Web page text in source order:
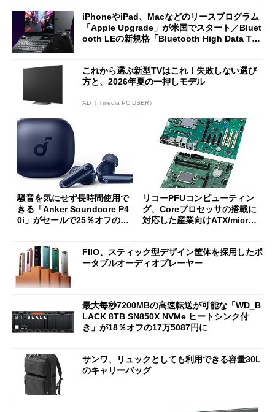
iPhoneやiPad、Macなどのリースプログラム
「Apple Upgrade」が米国でスタート／Bluet
ooth LEの新規格「Bluetooth High Data Thr
これから選ぶ新型TVはこれ！失敗しない選び
方と、2026年夏の一押しモデル
AD（ITmedia PC USER）
騒音を気にせず長時間使用で
きる「Anker Soundcore P4
0i」がセールで25％オフの59
リコーPFUコンピューティン
グ、Coreプロセッサの搭載に
対応した産業向けATX/micro
FIIO、スティック型デザイン筐体を採用したポ
ータブルオーディオプレーヤー
最大毎秒7200MBの高速転送が可能な「WD_B
LACK 8TB SN850X NVMe ヒートシンク付
き」が18％オフの17万5087円に
サンワ、リュックとしても利用できる容量30L
のキャリーバッグ